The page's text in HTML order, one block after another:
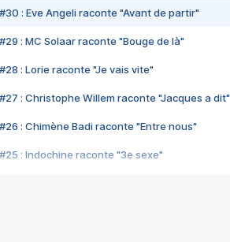
#30 : Eve Angeli raconte "Avant de partir"
#29 : MC Solaar raconte "Bouge de là"
#28 : Lorie raconte "Je vais vite"
#27 : Christophe Willem raconte "Jacques a dit"
#26 : Chimène Badi raconte "Entre nous"
#25 : Indochine raconte "3e sexe"